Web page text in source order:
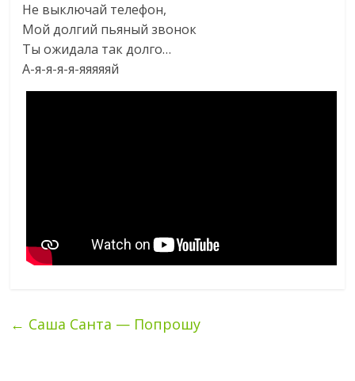
Не выключай телефон,
Мой долгий пьяный звонок
Ты ожидала так долго…
А-я-я-я-я-яяяяяй
← Саша Санта — Попрошу